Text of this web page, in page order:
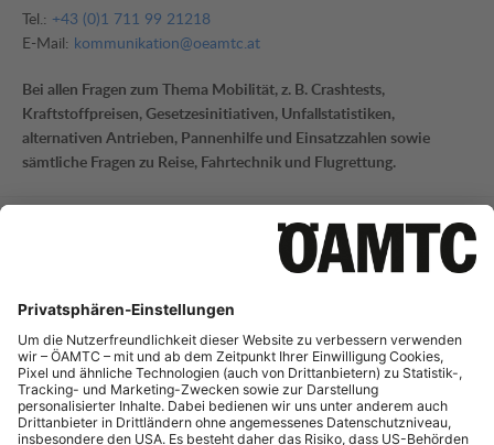
Tel.: +43 (0)1 711 99 21218
E-Mail: kommunikation@oeamtc.at
Bei allen Fragen zum Thema Mobilität, z. B. Crashtests,
Kraftstoffpreisen, Gesetzesinitiativen, Unfallstatistiken,
alternativen Antrieben, Pannenhilfe und Einsatzzahlen sowie
sämtliche Fragen zu Reise, Fahrtechnik und Flugrettung.
E-Mail:
mi-presse@oeamtc.at
Bei Fragen zur aktuellen Verkehrslage und Straßeninfrastruktur
sowie Telematik.